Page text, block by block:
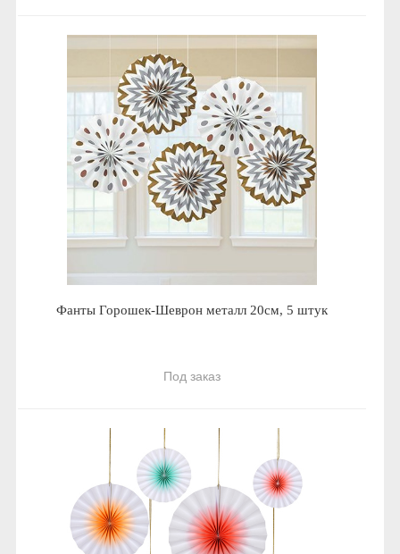
Фанты Горошек-Шеврон металл 20см, 5 штук
Под заказ